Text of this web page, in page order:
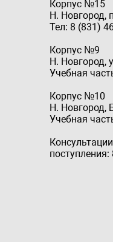
Корпус №15
Н. Новгород,
Тел: 8 (831)
Корпус №9
Н. Новгород,
Учебная
Корпус №10
Н. Новгород,
Учебная
поступления: